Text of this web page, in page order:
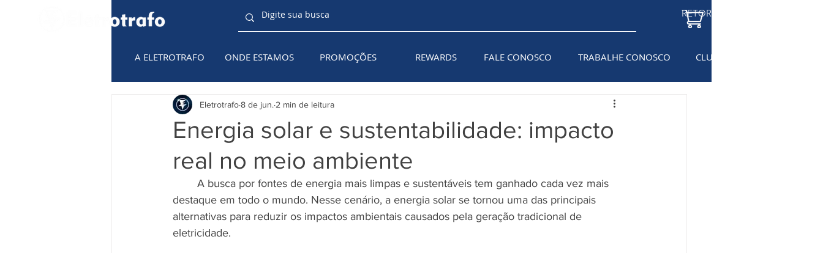
RETORNAR À LOJA
A ELETROTRAFO ONDE ESTAMOS PROMOÇÕES FALE CONOSCO
REWARDS TRABALHE CONOSCO CLUBE DO ELETRICISTA
Energia solar e sustentabilidade: impacto
real no meio ambiente
Eletrotrafo8 de jun. 2 min de leitura
destaque em todo o mundo. Nesse cenário, a energia solar se tornou uma das principais
alternativas para reduzir os impactos ambientais causados pela geração tradicional de
eletricidade.